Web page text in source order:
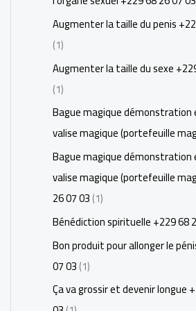
Augmenter la taille du penis
(1)
Augmenter la taille du sexe
(1)
Bague magique
valise magique (portefeuille
Bague magique
valise magique (portefeuille
26 07 03(1)
Bénédiction spirituelle +229 68
Bon produit pour allonger le
07 03(1)
Ça va grossir et devenir longue